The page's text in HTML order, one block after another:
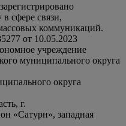
сфере связи,
коммуникаций.
от 10.05.2023
учреждение
муниципального округа
округа
г.
«Сатурн», западная